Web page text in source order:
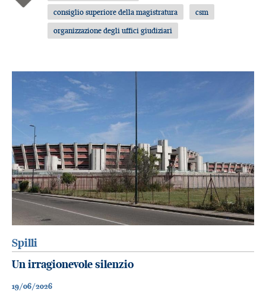
consiglio superiore della magistratura
csm
organizzazione degli uffici giudiziari
Spilli
Un irragionevole silenzio
19/06/2026